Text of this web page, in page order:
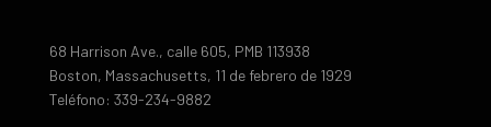
68 Harrison Ave., calle 605, PMB 113938
Boston, Massachusetts, 11 de febrero de 1929
Teléfono: 339-234-9882